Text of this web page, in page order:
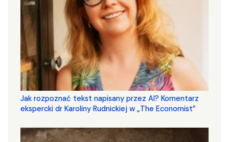
Jak rozpoznać tekst napisany przez AI? Komentarz
ekspercki dr Karoliny Rudnickiej w „The Economist”